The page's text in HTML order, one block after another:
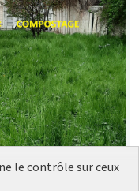
le contrôle sur ceux